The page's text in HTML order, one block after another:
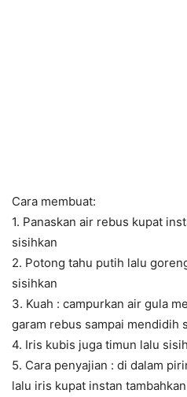
Cara membuat:
1. Panaskan air rebus kupat
sisihkan
2. Potong tahu putih lalu
sisihkan
3. Kuah : campurkan air gula
garam rebus sampai mendidih
4. Iris kubis juga timun lalu
5. Cara penyajian : di dalam
lalu iris kupat instan